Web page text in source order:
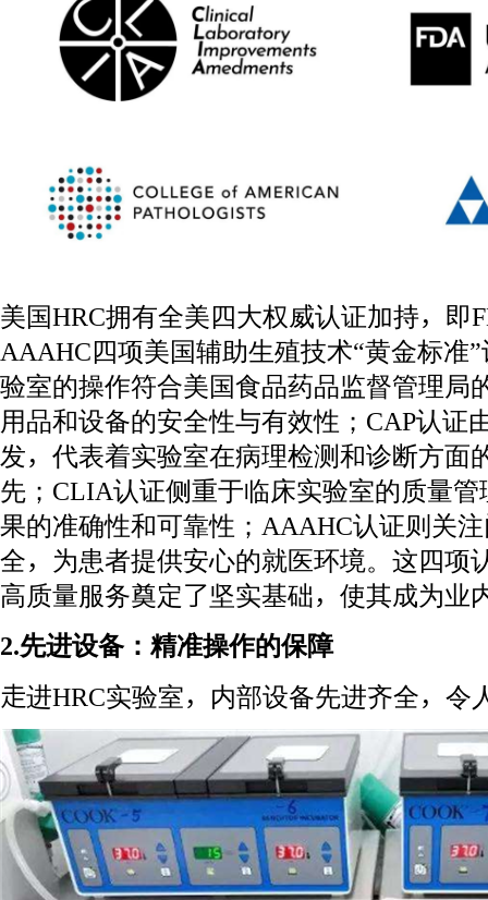
美国HRC拥有全美四大权威认证加持，即
AAAHC四项美国辅助生殖技术“黄金标准
验室的操作符合美国食品药品监督管理局
用品和设备的安全性与有效性；CAP认证
发，代表着实验室在病理检测和诊断方面
先；CLIA认证侧重于临床实验室的质量
果的准确性和可靠性；AAAHC认证则关
全，为患者提供安心的就医环境。这四项
高质量服务奠定了坚实基础，使其成为业
2.先进设备：精准操作的保障
走进HRC实验室，内部设备先进齐全，令